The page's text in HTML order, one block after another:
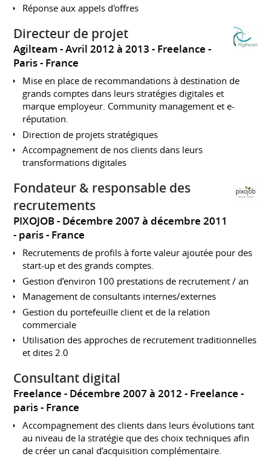
Réponse aux appels d'offres
Directeur de projet
Agilteam Avril 2012 à 2013 Freelance
Paris
France
Mise en place de recommandations à destination de
grands comptes dans leurs stratégies digitales et
marque employeur. Community management et e-
réputation.
Direction de projets stratégiques
Accompagnement de nos clients dans leurs
transformations digitales
Fondateur & responsable des
recrutements
PIXOJOB
Décembre 2007 à décembre 2011
paris
France
Recrutements de profils à forte valeur ajoutée pour des
start-up et des grands comptes.
Gestion d’environ 100 prestations de recrutement / an
Management de consultants internes/externes
Gestion du portefeuille client et de la relation
commerciale
Utilisation des approches de recrutement traditionnelles
et dites 2.0
Consultant digital
Freelance Décembre 2007 à 2012 Freelance
paris
France
Accompagnement des clients dans leurs évolutions tant
au niveau de la stratégie que des choix techniques afin
de créer un canal d’acquisition complémentaire.